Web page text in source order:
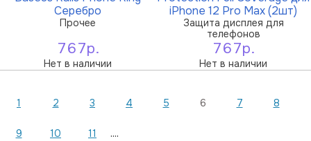
Серебро
Прочее
767р.
Нет в наличии
iPhone 12 Pro Max (2шт)
Защита дисплея для
телефонов
767р.
Нет в наличии
1 2 3 4 5 6 7 8
9 10 11 ....